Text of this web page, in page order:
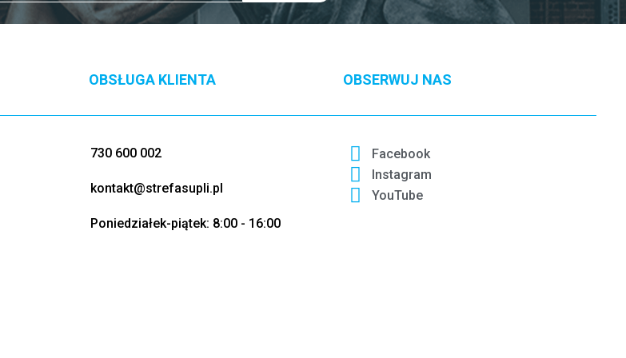
OBSŁUGA KLIENTA
730 600 002
kontakt@strefasupli.pl
Poniedziałek-piątek: 8:00 - 16:00
OBSERWUJ NAS
Facebook
Instagram
YouTube